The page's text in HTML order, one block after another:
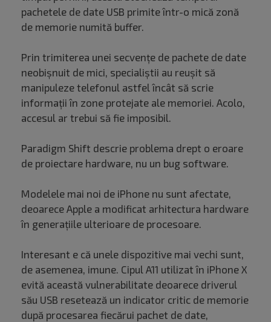
pachetele de date USB primite într-o mică zonă
de memorie numită buffer.
Prin trimiterea unei secvențe de pachete de date
neobișnuit de mici, specialiștii au reușit să
manipuleze telefonul astfel încât să scrie
informații în zone protejate ale memoriei. Acolo,
accesul ar trebui să fie imposibil.
Paradigm Shift descrie problema drept o eroare
de proiectare hardware, nu un bug software.
Modelele mai noi de iPhone nu sunt afectate,
deoarece Apple a modificat arhitectura hardware
în generațiile ulterioare de procesoare.
Interesant e că unele dispozitive mai vechi sunt,
de asemenea, imune. Cipul A11 utilizat în iPhone X
evită această vulnerabilitate deoarece driverul
său USB resetează un indicator critic de memorie
după procesarea fiecărui pachet de date,